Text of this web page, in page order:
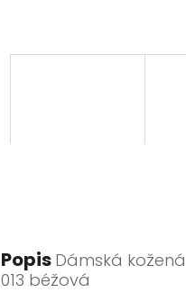
Popis Dámská
013 béžová